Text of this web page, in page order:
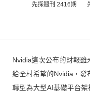
先探週刊 2416期
Nvidia這次公布的財報雖
給全村希望的Nvidia，發
轉型為大型AI基礎平台